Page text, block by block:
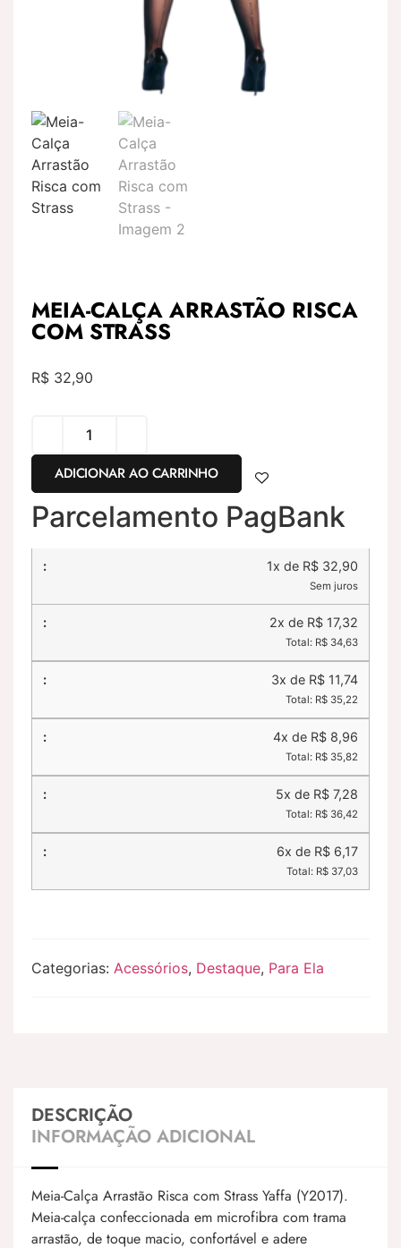
MEIA-CALÇA ARRASTÃO RISCA
COM STRASS
R$ 32,90
ADICIONAR AO CARRINHO
Parcelamento PagBank
1x de R$ 32,90
Sem juros
2x de R$ 17,32
Total: R$ 34,63
3x de R$ 11,74
Total: R$ 35,22
4x de R$ 8,96
Total: R$ 35,82
5x de R$ 7,28
Total: R$ 36,42
6x de R$ 6,17
Total: R$ 37,03
Categorias: Acessórios, Destaque, Para Ela
DESCRIÇÃO
INFORMAÇÃO ADICIONAL
Meia-Calça Arrastão Risca com Strass Yaffa (Y2017).
Meia-calça confeccionada em microfibra com trama
arrastão, de toque macio, confortável e adere